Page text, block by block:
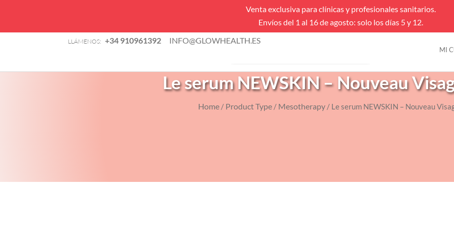
Venta exclusiva para clínicas y profesionales sanitarios.
Envíos del 1 al 16 de agosto: solo los días 5 y 12.
LLÁMENOS: +34 910961392 INFO@GLOWHEALTH.ES
MI
Búsqueda
VENTAS FLASH
Le serum NEWSKIN – Nouveau
Home/ Product Type/ Mesotherapy/ Le serum NEWSKIN – Nouveau